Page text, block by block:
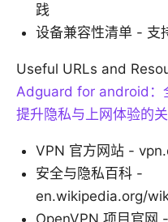
践
设备兼容性清单 - 支
Useful URLs and
Adguard for android：
提升隐私与上网体验的
VPN 官方网站 -
安全与隐私百科 -
en.wikipedia.org/